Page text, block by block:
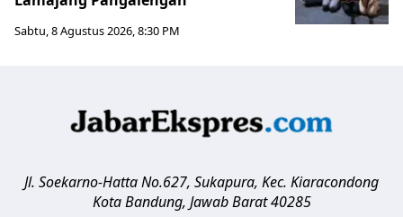
Sabtu, 8 Agustus 2026, 8:30 PM
Jl. Soekarno-Hatta No.627, Sukapura, Kec. Kiaracondong
Kota Bandung, Jawab Barat 40285